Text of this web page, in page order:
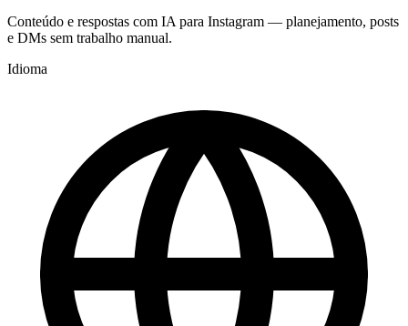
Conteúdo e respostas com IA para Instagram — planejamento, posts
e DMs sem trabalho manual.
Idioma